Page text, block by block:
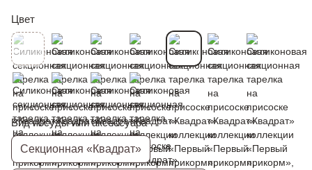
Цвет
Вид посуды или аксессуара
Секционная «Квадрат»